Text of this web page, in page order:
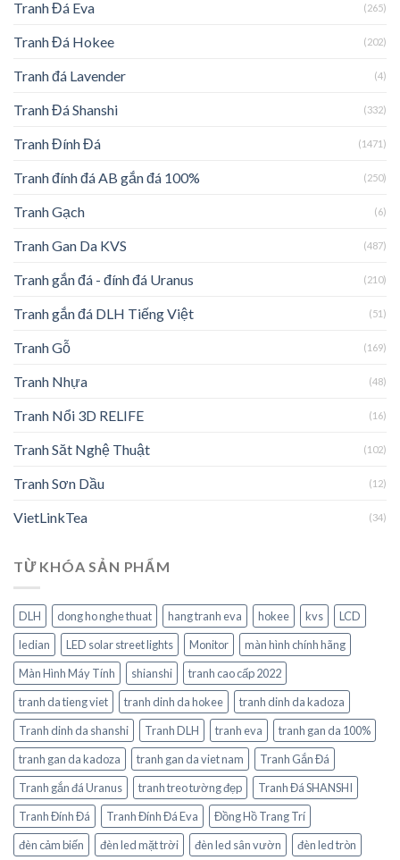
Tranh Đá Eva (265)
Tranh Đá Hokee (202)
Tranh đá Lavender (4)
Tranh Đá Shanshi (332)
Tranh Đính Đá (1471)
Tranh đính đá AB gắn đá 100% (250)
Tranh Gạch (6)
Tranh Gan Da KVS (487)
Tranh gắn đá - đính đá Uranus (210)
Tranh gắn đá DLH Tiếng Việt (51)
Tranh Gỗ (169)
Tranh Nhựa (48)
Tranh Nổi 3D RELIFE (16)
Tranh Săt Nghệ Thuật (102)
Tranh Sơn Dầu (12)
VietLinkTea (34)
TỪ KHÓA SẢN PHẨM
DLH dong ho nghe thuat hang tranh eva hokee kvs
LCD
ledian
LED solar street lights Monitor
màn hình chính hãng
Màn Hình Máy Tính
shianshi
tranh cao cấp 2022
tranh da tieng viet
tranh dinh da hokee
tranh dinh da kadoza
Tranh dinh da shanshi
Tranh DLH tranh eva
tranh gan da 100%
tranh gan da kadoza
tranh gan da viet nam
Tranh Gắn Đá
Tranh gắn đá Uranus
tranh treo tường đẹp
Tranh Đá SHANSHI
Tranh Đính Đá
Tranh Đính Đá Eva
Đồng Hồ Trang Trí
đèn cảm biến
đèn led mặt trời đèn led sân vườn
đèn led tròn